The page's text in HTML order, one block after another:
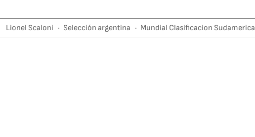
Lionel Scaloni Selección argentina Mundial Clasificacion Sudamerica